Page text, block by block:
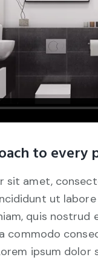
to every
sit amet,
ut
quis
commodo
ipsum